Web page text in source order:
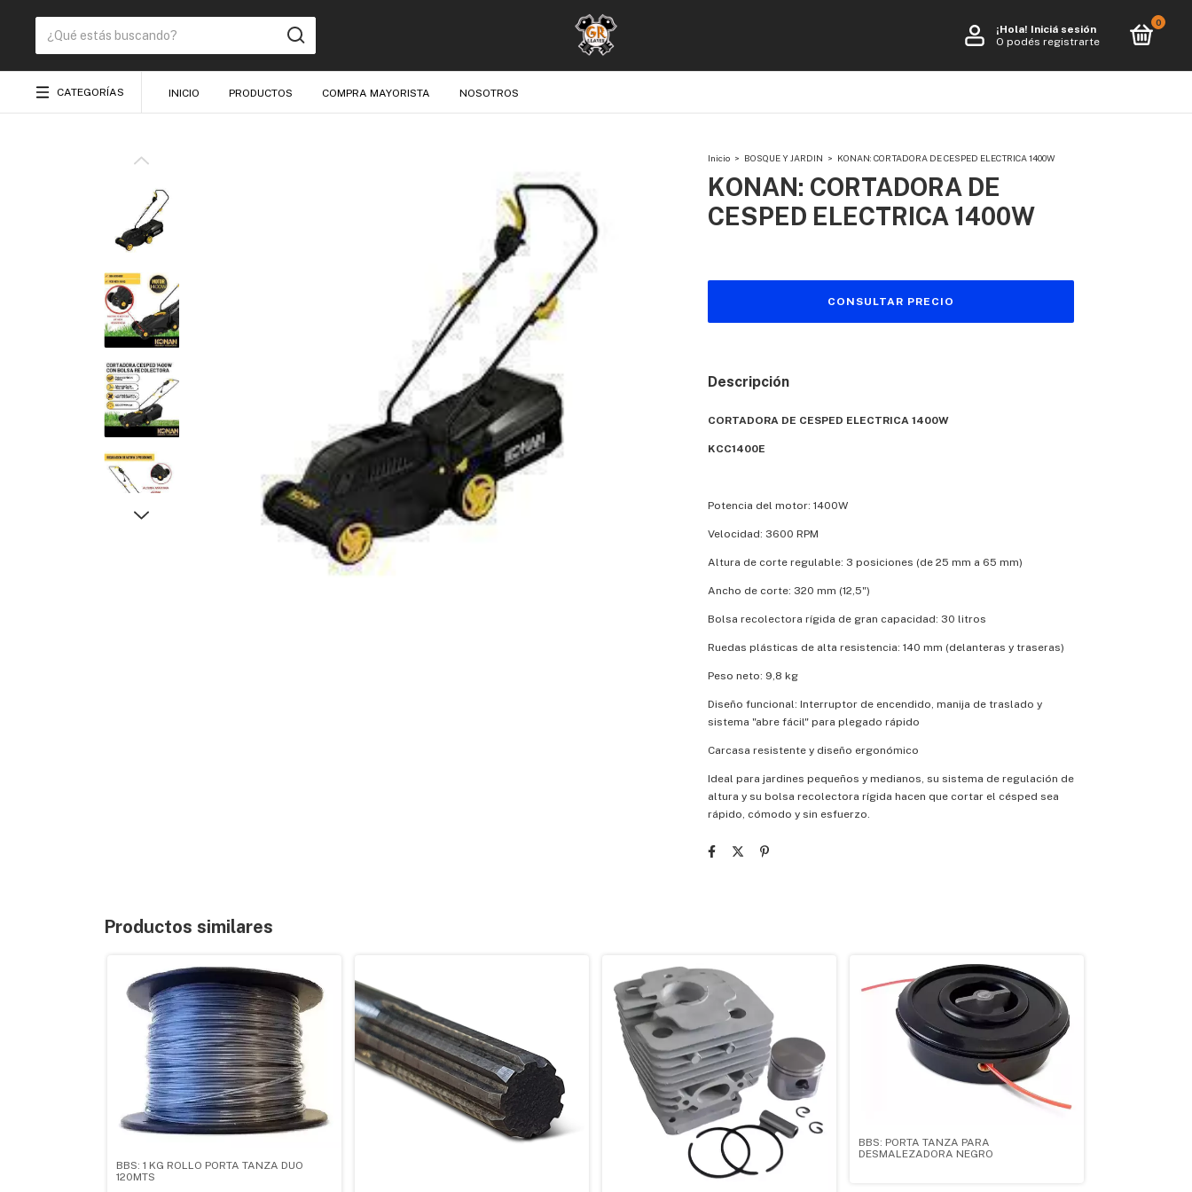
¡Hola! Iniciá sesión
O podés registrarte
0
CATEGORÍAS INICIO PRODUCTOS COMPRA MAYORISTA NOSOTROS
Inicio > BOSQUE Y JARDIN > KONAN: CORTADORA DE CESPED ELECTRICA 1400W
KONAN: CORTADORA DE
CESPED ELECTRICA 1400W
Descripción
CORTADORA DE CESPED ELECTRICA 1400W
KCC1400E
Potencia del motor: 1400W
Velocidad: 3600 RPM
Altura de corte regulable: 3 posiciones (de 25 mm a 65 mm)
Ancho de corte: 320 mm (12,5")
Bolsa recolectora rígida de gran capacidad: 30 litros
Ruedas plásticas de alta resistencia: 140 mm (delanteras y traseras)
Peso neto: 9,8 kg
Diseño funcional: Interruptor de encendido, manija de traslado y
sistema "abre fácil" para plegado rápido
Carcasa resistente y diseño ergonómico
Ideal para jardines pequeños y medianos, su sistema de regulación de
altura y su bolsa recolectora rígida hacen que cortar el césped sea
rápido, cómodo y sin esfuerzo.
Productos similares
BBS: 1 KG ROLLO PORTA TANZA DUO
120MTS
BBS: PORTA TANZA PARA
DESMALEZADORA NEGRO